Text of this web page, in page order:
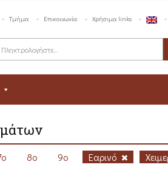
Τμήμα Επικοινωνία Χρήσιμα links
8ο 9ο Εαρινό